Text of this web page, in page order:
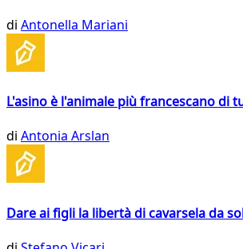
di Antonella Mariani
L'asino è l'animale più francescano di
di Antonia Arslan
Dare ai figli la libertà di cavarsela da